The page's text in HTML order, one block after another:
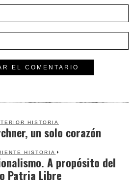
HISTORIA
Previous
post:
un solo corazón
HISTORIA
Next
post:
A propósito del
Patria Libre